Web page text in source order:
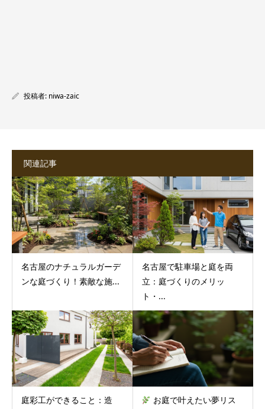
投稿者: niwa-zaic
関連記事
名古屋のナチュラルガーデ
ンな庭づくり！素敵な施...
名古屋で駐車場と庭を両
立：庭づくりのメリッ
ト・...
庭彩工ができること：造
お庭で叶えたい夢リス